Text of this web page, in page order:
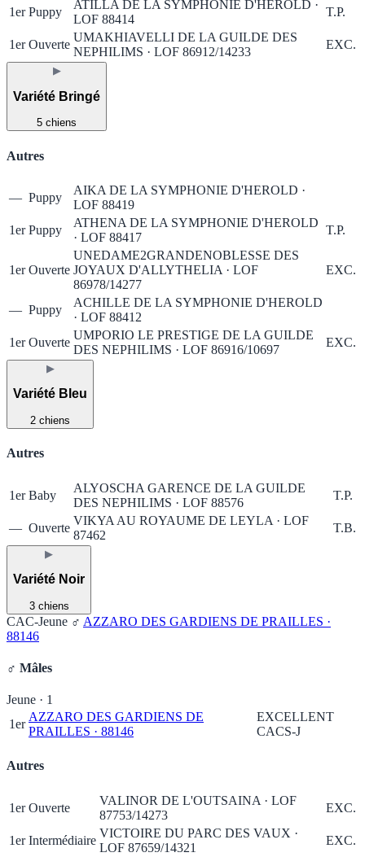
1er Puppy
ATILLA DE LA SYMPHONIE D'HEROLD ·
LOF 88414
T.P.
1er Ouverte
UMAKHIAVELLI DE LA GUILDE DES
NEPHILIMS · LOF 86912/14233
EXC.
▶
Variété Bringé
5 chiens
Autres
— Puppy
AIKA DE LA SYMPHONIE D'HEROLD ·
LOF 88419
1er Puppy
ATHENA DE LA SYMPHONIE D'HEROLD
· LOF 88417
T.P.
1er Ouverte
UNEDAME2GRANDENOBLESSE DES
JOYAUX D'ALLYTHELIA · LOF
86978/14277
EXC.
— Puppy
ACHILLE DE LA SYMPHONIE D'HEROLD
· LOF 88412
1er Ouverte
UMPORIO LE PRESTIGE DE LA GUILDE
DES NEPHILIMS · LOF 86916/10697
EXC.
▶
Variété Bleu
2 chiens
Autres
1er Baby
ALYOSCHA GARENCE DE LA GUILDE
DES NEPHILIMS · LOF 88576
T.P.
— Ouverte
VIKYA AU ROYAUME DE LEYLA · LOF
87462
T.B.
▶
Variété Noir
3 chiens
CAC-Jeune ♂ AZZARO DES GARDIENS DE PRAILLES ·
88146
♂ Mâles
Jeune · 1
1er
AZZARO DES GARDIENS DE
PRAILLES · 88146
EXCELLENT
CACS-J
Autres
1er Ouverte
VALINOR DE L'OUTSAINA · LOF
87753/14273
EXC.
1er Intermédiaire
VICTOIRE DU PARC DES VAUX ·
LOF 87659/14321
EXC.